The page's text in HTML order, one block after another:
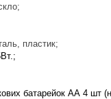
пластик;
батарейок АА 4 шт